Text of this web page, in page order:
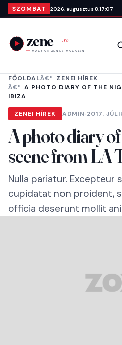
Ugrás a tartalomra
SZOMBAT 2026. augusztus 8. 17:07
FŐOLDAL
ZENEI HÍREK
A PHOTO DIARY OF THE
IBIZA
ZENEI HÍREK ADMIN·2017.
A photo diary
scene from LA
Nulla pariatur. Excepteur
cupidatat non proident,
officia deserunt mollit